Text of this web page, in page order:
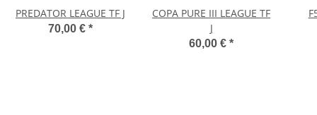
PREDATOR LEAGUE TF J
70,00 € *
COPA PURE III LEAGUE TF
J
60,00 € *